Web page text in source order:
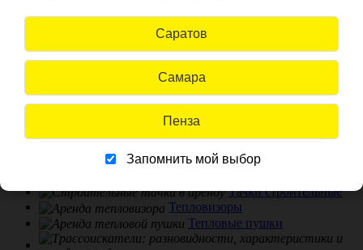
Сварочное
ледоколы
Степлеры
Тачки строительные
Тепловизоры
Тепловые пушки
Саратов
Самара
Пенза
Запомнить мой выбор